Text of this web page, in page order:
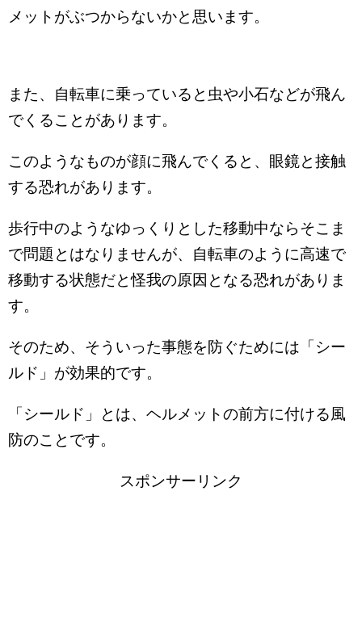
メットがぶつからないかと思います。
また、自転車に乗っていると虫や小石などが飛ん
でくることがあります。
このようなものが顔に飛んでくると、眼鏡と接触
する恐れがあります。
歩行中のようなゆっくりとした移動中ならそこま
で問題とはなりませんが、自転車のように高速で
移動する状態だと怪我の原因となる恐れがありま
す。
そのため、そういった事態を防ぐためには「シー
ルド」が効果的です。
「シールド」とは、ヘルメットの前方に付ける風
防のことです。
スポンサーリンク